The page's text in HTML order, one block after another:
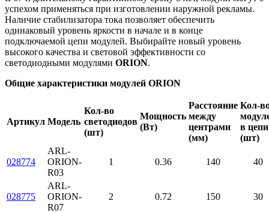
успехом применяться при изготовлении наружной рекламы.
Наличие стабилизатора тока позволяет обеспечить
одинаковый уровень яркости в начале и в конце
подключаемой цепи модулей. Выбирайте новый уровень
высокого качества и световой эффективности со
светодиодными модулями ORION.
Общие характеристики модулей ORION
Артикул Модель
Кол-во
светодиодов
(шт)
Мощность
(Вт)
Расстояние
между
центрами
(мм)
Кол-
в цепи
(шт)
028774
ARL-
ORION-
R03
1 0.36 140 40
028775
ARL-
ORION-
R07
2 0.72 150 30